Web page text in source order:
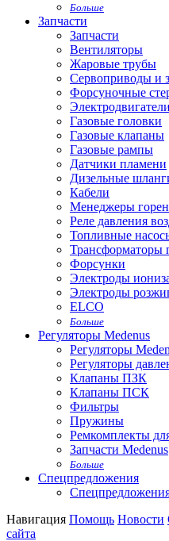
Больше
Запчасти
Запчасти
Вентиляторы
Жаровые трубы
Сервоприводы и
Форсуночные
Электродвигатели
Газовые головки
Газовые клапаны
Газовые рампы
Датчики пламени
Дизельные
Кабели
Менеджеры
Реле давления
Топливные
Трансформаторы
Форсунки
Электроды
Электроды
ELCO
Больше
Регуляторы Medenus
Регуляторы
Регуляторы
Клапаны ПЗК
Клапаны ПСК
Фильтры
Пружины
Ремкомплекты
Запчасти Medenus
Больше
Спецпредложения
Навигация Помощь Новости
сайта